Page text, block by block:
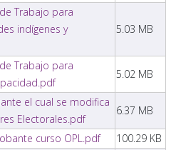
Trabajo para
indígenes y
5.03 MB
Trabajo para
5.02 MB
el cual se modifica
Electorales.pdf
6.37 MB
curso OPL.pdf
100.29 KB